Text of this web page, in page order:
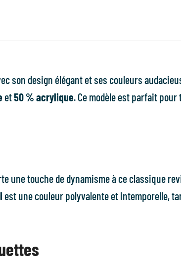
son design élégant et ses couleurs
et50 % acrylique. Ce modèle est parfait
une touche de dynamisme à ce classique
est une couleur polyvalente et intemporelle,